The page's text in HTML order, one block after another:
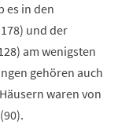
es in den
und der
am wenigsten
gehören auch
waren von